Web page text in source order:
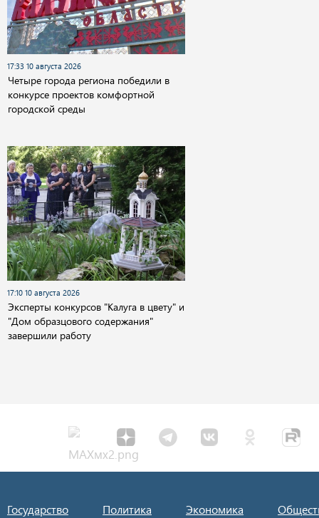
17:33 10 августа 2026
Четыре города региона победили в
конкурсе проектов комфортной
городской среды
17:10 10 августа 2026
Эксперты конкурсов "Калуга в цвету" и
"Дом образцового содержания"
завершили работу
Государство Политика Экономика